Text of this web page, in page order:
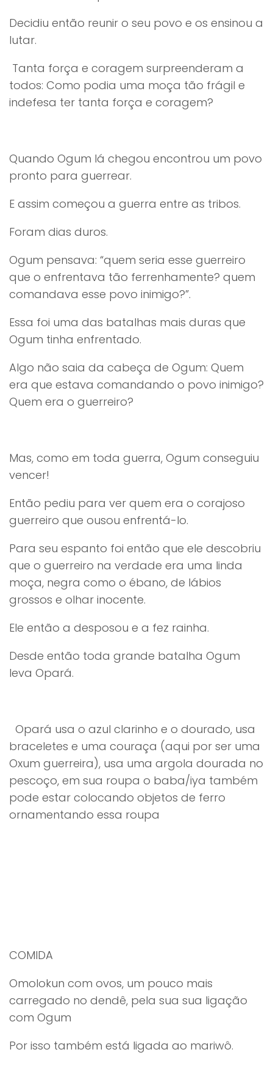
Decidiu então reunir o seu povo e os ensinou a
lutar.
Tanta força e coragem surpreenderam a
todos: Como podia uma moça tão frágil e
indefesa ter tanta força e coragem?
Quando Ogum lá chegou encontrou um povo
pronto para guerrear.
E assim começou a guerra entre as tribos.
Foram dias duros.
Ogum pensava: “quem seria esse guerreiro
que o enfrentava tão ferrenhamente? quem
comandava esse povo inimigo?”.
Essa foi uma das batalhas mais duras que
Ogum tinha enfrentado.
Algo não saia da cabeça de Ogum: Quem
era que estava comandando o povo inimigo?
Quem era o guerreiro?
Mas, como em toda guerra, Ogum conseguiu
vencer!
Então pediu para ver quem era o corajoso
guerreiro que ousou enfrentá-lo.
Para seu espanto foi então que ele descobriu
que o guerreiro na verdade era uma linda
moça, negra como o ébano, de lábios
grossos e olhar inocente.
Ele então a desposou e a fez rainha.
Desde então toda grande batalha Ogum
leva Opará.
Opará usa o azul clarinho e o dourado, usa
braceletes e uma couraça (aqui por ser uma
Oxum guerreira), usa uma argola dourada no
pescoço, em sua roupa o baba/iya também
pode estar colocando objetos de ferro
ornamentando essa roupa
COMIDA
Omolokun com ovos, um pouco mais
carregado no dendê, pela sua sua ligação
com Ogum
Por isso também está ligada ao mariwô.